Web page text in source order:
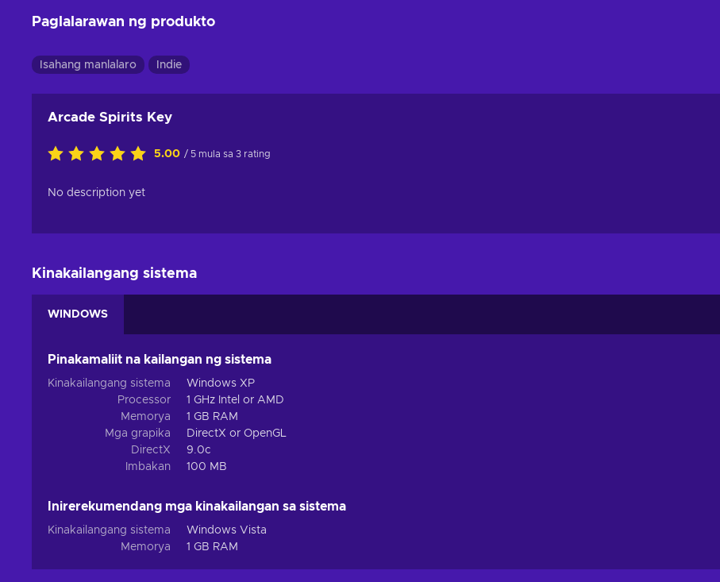
Paglalarawan ng produkto
Isahang manlalaro Indie
Arcade Spirits Key
5.00 / 5 mula sa 3 rating
No description yet
Kinakailangang sistema
WINDOWS
Pinakamaliit na kailangan ng sistema
Kinakailangang sistema
Windows XP
Processor
1 GHz Intel or AMD
Memorya
1 GB RAM
Mga grapika
DirectX or OpenGL
DirectX
9.0c
Imbakan
100 MB
Inirerekumendang mga kinakailangan sa sistema
Kinakailangang sistema
Windows Vista
Memorya
1 GB RAM